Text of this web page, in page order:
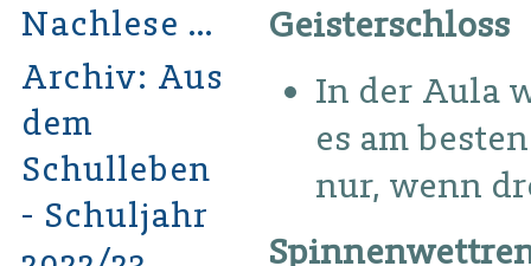
Geisterschloss
In der Aula
es am
nur, wenn
Nachlese …
Archiv: Aus
dem
Schulleben
- Schuljahr